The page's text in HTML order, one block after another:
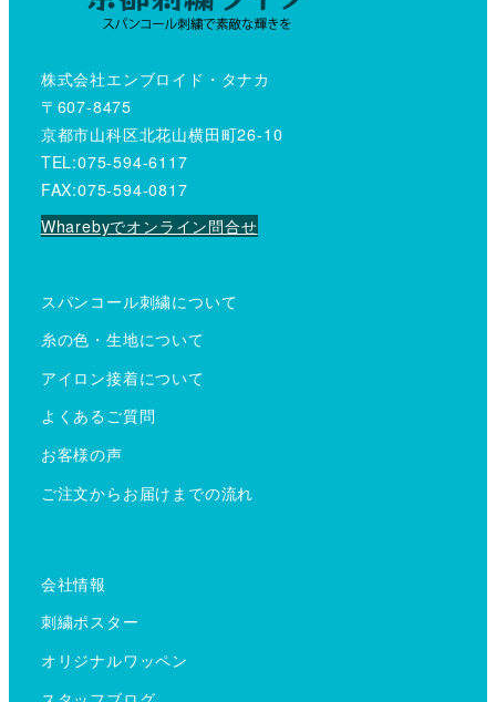
株式会社エンブロイド・タナカ
〒607-8475
京都市山科区北花山横田町26-10
TEL:075-594-6117
FAX:075-594-0817
Wharebyでオンライン問合せ
スパンコール刺繍について
糸の色・生地について
アイロン接着について
よくあるご質問
お客様の声
ご注文からお届けまでの流れ
会社情報
刺繍ポスター
オリジナルワッペン